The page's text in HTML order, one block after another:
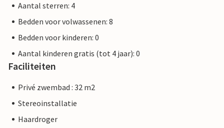
Aantal sterren: 4
Bedden voor volwassenen: 8
Bedden voor kinderen: 0
Aantal kinderen gratis (tot 4 jaar): 0
Faciliteiten
Privé zwembad : 32 m2
Stereoinstallatie
Haardroger